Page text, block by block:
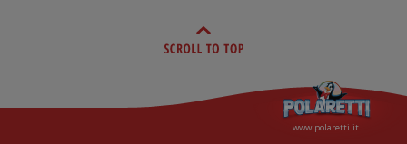
www.polaretti.it